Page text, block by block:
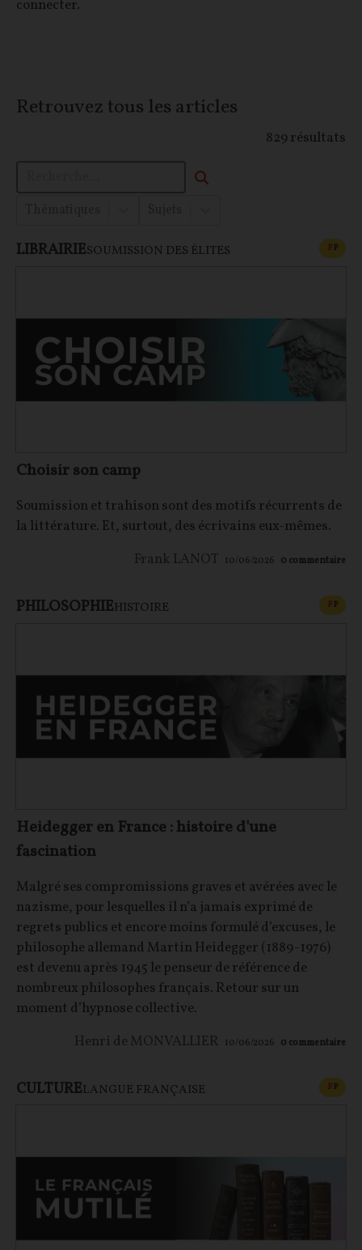
connecter.
Retrouvez tous les articles
829 résultats
LIBRAIRIESOUMISSION DES ÉLITES FP
Choisir son camp
Soumission et trahison sont des motifs récurrents de
la littérature. Et, surtout, des écrivains eux-mêmes.
Frank LANOT 10/06/2026 0 commentaire
PHILOSOPHIEHISTOIRE FP
Heidegger en France : histoire d'une
fascination
Malgré ses compromissions graves et avérées avec le
nazisme, pour lesquelles il n’a jamais exprimé de
regrets publics et encore moins formulé d’excuses, le
philosophe allemand Martin Heidegger (1889-1976)
est devenu après 1945 le penseur de référence de
nombreux philosophes français. Retour sur un
moment d’hypnose collective.
Henri de MONVALLIER 10/06/2026 0 commentaire
CULTURELANGUE FRANÇAISE FP